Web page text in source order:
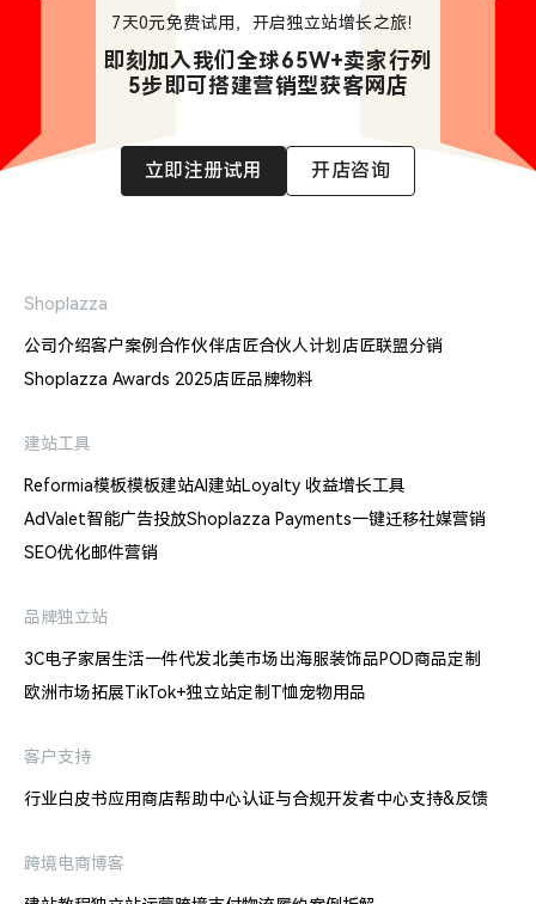
7天0元免费试用，开启独立站增长之旅！
即刻加入我们全球65W+卖家行列
5步即可搭建营销型获客网店
立即注册试用 开店咨询
Shoplazza
公司介绍客户案例 合作伙伴店匠合伙人计划 店匠联盟分销
Shoplazza Awards 2025店匠品牌物料
建站工具
Reformia模板模板建站AI建站Loyalty 收益增长工具
AdValet智能广告投放Shoplazza Payments一键迁移社媒营销
SEO优化邮件营销
品牌独立站
3C电子家居生活一件代发北美市场出海服装饰品POD商品定制
欧洲市场拓展TikTok+独立站定制T恤宠物用品
客户支持
行业白皮书应用商店帮助中心认证与合规开发者中心支持&反馈
跨境电商博客